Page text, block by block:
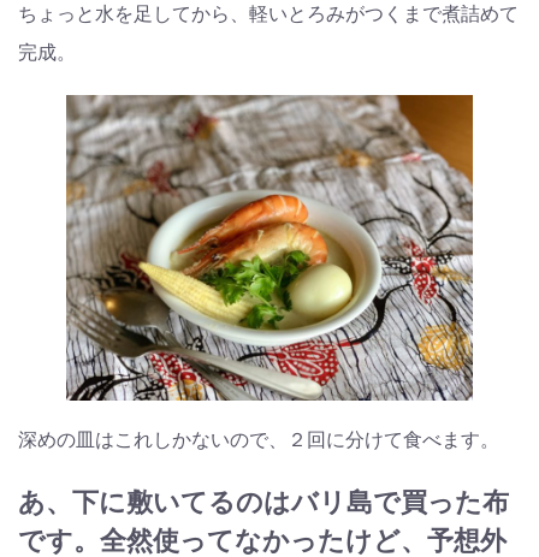
ちょっと水を足してから、軽いとろみがつくまで煮詰めて
完成。
深めの皿はこれしかないので、２回に分けて食べます。
あ、下に敷いてるのはバリ島で買った布
です。全然使ってなかったけど、予想外